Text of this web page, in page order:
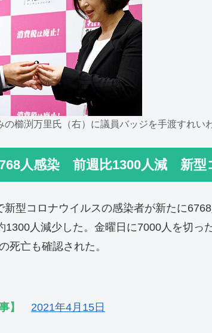
の櫛渕万里氏（右）に議員バッジを手渡すれい
人感染 前週比1300人減 新型
新型コロナウイルスの感染者が新たに
1300人減少した。金曜日に7000人を切っ
死亡も確認された。
】 2021年4月15日